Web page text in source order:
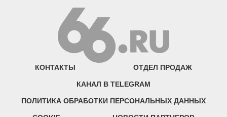
КОНТАКТЫ ОТДЕЛ ПРОДАЖ
КАНАЛ В TELEGRAM
ПОЛИТИКА ОБРАБОТКИ ПЕРСОНАЛЬНЫХ ДАННЫХ